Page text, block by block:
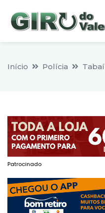
Início Polícia Tabaí
Patrocinado